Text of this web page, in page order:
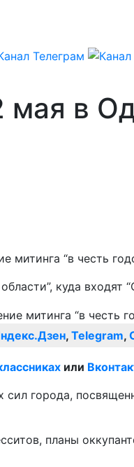
в
митинга “в честь
куда входят
, Telegram,
или
города,
планы